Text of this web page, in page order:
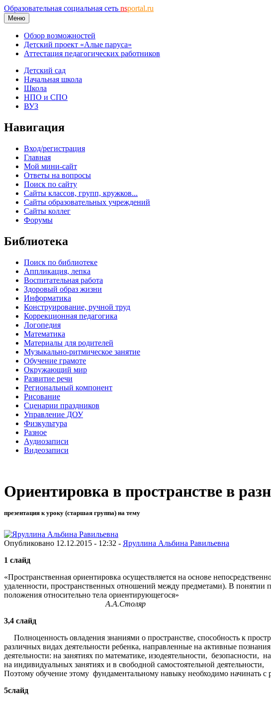
Образовательная социальная сеть nsportal.ru
Меню
Обзор возможностей
Детский проект «Алые паруса»
Аттестация педагогических работников
Детский сад
Начальная школа
Школа
НПО и СПО
ВУЗ
Навигация
Вход/регистрация
Главная
Мой мини-сайт
Ответы на вопросы
Поиск по сайту
Сайты классов, групп, кружков...
Сайты образовательных учреждений
Сайты коллег
Форумы
Библиотека
Поиск по библиотеке
Аппликация, лепка
Воспитательная работа
Здоровый образ жизни
Информатика
Конструирование, ручной труд
Коррекционная педагогика
Логопедия
Математика
Материалы для родителей
Музыкально-ритмическое занятие
Обучение грамоте
Окружающий мир
Развитие речи
Региональный компонент
Рисование
Сценарии праздников
Управление ДОУ
Физкультура
Разное
Аудиозаписи
Видеозаписи
Ориентировка в пространстве в
презентация к уроку (старшая группа) на тему
Опубликовано 12.12.2015 - 12:32 - Яруллина Альбина Равильевна
1 слайд
«Пространственная ориентировка осуществляется на основе
удаленности, пространственных отношений между предметами). В понятии
положения относительно тела ориентирующегося»
А.А.Столяр
3,4 слайд
Полноценность овладения знаниями о пространстве, способность к
различных видах деятельности ребенка, направленные на активные
деятельности: на занятиях по математике, изодеятельности,
на индивидуальных занятиях и в свободной самостоятельной
Поэтому обучение этому фундаментальному навыку необходимо начинать с
5слайд